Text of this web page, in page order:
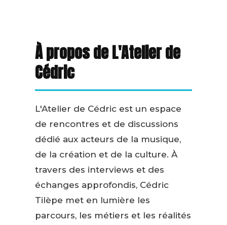
À propos de L'Atelier de
Cédric
L'Atelier de Cédric est un espace
de rencontres et de discussions
dédié aux acteurs de la musique,
de la création et de la culture. À
travers des interviews et des
échanges approfondis, Cédric
Tilèpe met en lumière les
parcours, les métiers et les réalités